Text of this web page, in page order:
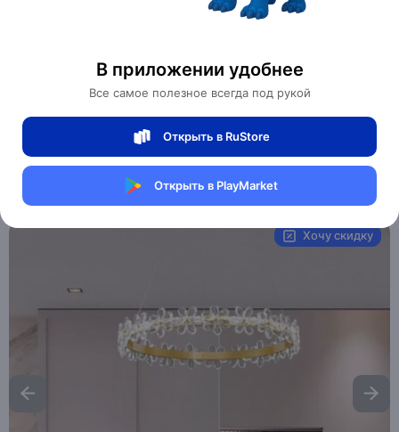
В приложении удобнее
Все самое полезное всегда под рукой
Открыть в RuStore
Открыть в PlayMarket
AXTON 60*120, металл, LED
Магазин Table lamps
MXM0758570857
Хочу скидку